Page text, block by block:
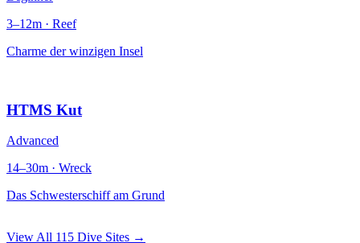
3–12m · Reef
Charme der winzigen Insel
HTMS Kut
Advanced
14–30m · Wreck
Das Schwesterschiff am Grund
View All 115 Dive Sites →